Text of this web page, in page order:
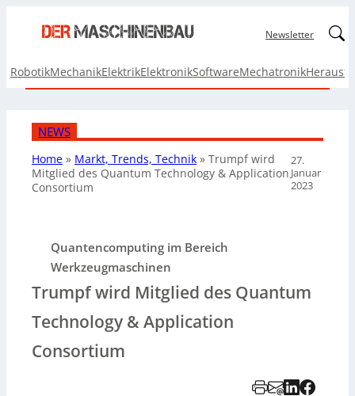
Newsletter
RobotikMechanikElektrikElektronikSoftwareMechatronik
NEWS
Home » Markt, Trends, Technik » Trumpf wird
Mitglied des Quantum Technology & Application
Consortium
27.
Januar
2023
Quantencomputing im Bereich
Werkzeugmaschinen
Trumpf wird Mitglied des Quantum
Technology & Application
Consortium